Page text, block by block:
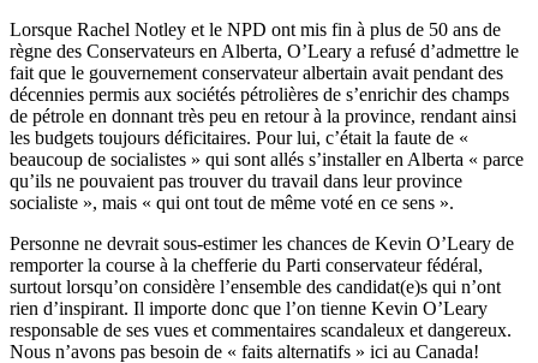
Lorsque Rachel Notley et le NPD ont mis fin à plus de 50 ans de
règne des Conservateurs en Alberta, O’Leary a refusé d’admettre le
fait que le gouvernement conservateur albertain avait pendant des
décennies permis aux sociétés pétrolières de s’enrichir des champs
de pétrole en donnant très peu en retour à la province, rendant ainsi
les budgets toujours déficitaires. Pour lui, c’était la faute de «
beaucoup de socialistes » qui sont allés s’installer en Alberta « parce
qu’ils ne pouvaient pas trouver du travail dans leur province
socialiste », mais « qui ont tout de même voté en ce sens ».
Personne ne devrait sous-estimer les chances de Kevin O’Leary de
remporter la course à la chefferie du Parti conservateur fédéral,
surtout lorsqu’on considère l’ensemble des candidat(e)s qui n’ont
rien d’inspirant. Il importe donc que l’on tienne Kevin O’Leary
responsable de ses vues et commentaires scandaleux et dangereux.
Nous n’avons pas besoin de « faits alternatifs » ici au Canada!